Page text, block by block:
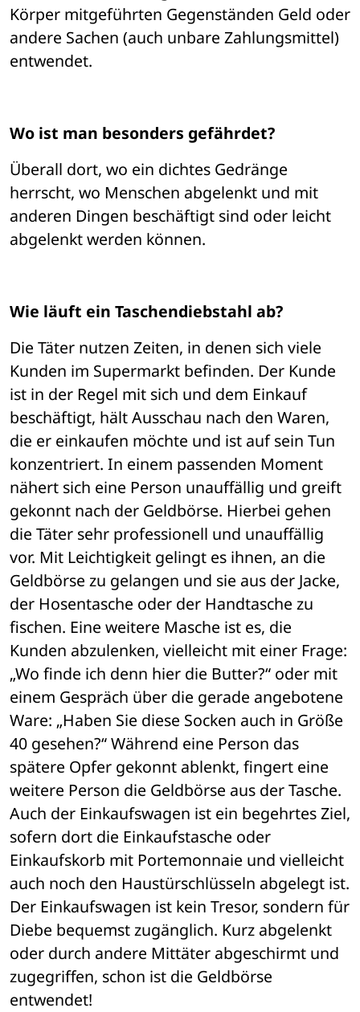
Körper mitgeführten Gegenständen Geld oder
andere Sachen (auch unbare Zahlungsmittel)
entwendet.
Wo ist man besonders gefährdet?
Überall dort, wo ein dichtes Gedränge
herrscht, wo Menschen abgelenkt und mit
anderen Dingen beschäftigt sind oder leicht
abgelenkt werden können.
Wie läuft ein Taschendiebstahl ab?
Die Täter nutzen Zeiten, in denen sich viele
Kunden im Supermarkt befinden. Der Kunde
ist in der Regel mit sich und dem Einkauf
beschäftigt, hält Ausschau nach den Waren,
die er einkaufen möchte und ist auf sein Tun
konzentriert. In einem passenden Moment
nähert sich eine Person unauffällig und greift
gekonnt nach der Geldbörse. Hierbei gehen
die Täter sehr professionell und unauffällig
vor. Mit Leichtigkeit gelingt es ihnen, an die
Geldbörse zu gelangen und sie aus der Jacke,
der Hosentasche oder der Handtasche zu
fischen. Eine weitere Masche ist es, die
Kunden abzulenken, vielleicht mit einer Frage:
„Wo finde ich denn hier die Butter?“ oder mit
einem Gespräch über die gerade angebotene
Ware: „Haben Sie diese Socken auch in Größe
40 gesehen?“ Während eine Person das
spätere Opfer gekonnt ablenkt, fingert eine
weitere Person die Geldbörse aus der Tasche.
Auch der Einkaufswagen ist ein begehrtes Ziel,
sofern dort die Einkaufstasche oder
Einkaufskorb mit Portemonnaie und vielleicht
auch noch den Haustürschlüsseln abgelegt ist.
Der Einkaufswagen ist kein Tresor, sondern für
Diebe bequemst zugänglich. Kurz abgelenkt
oder durch andere Mittäter abgeschirmt und
zugegriffen, schon ist die Geldbörse
entwendet!